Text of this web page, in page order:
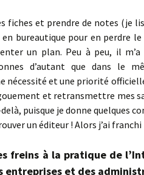
fiches et prendre de notes (je
bureautique pour en perdre
un plan. Peu à peu, il
d’autant que dans le
nécessité et une priorité
et retransmettre mes
puisque je donne quelques
un éditeur ! Alors j’ai franchi
freins à la pratique de
entreprises et des